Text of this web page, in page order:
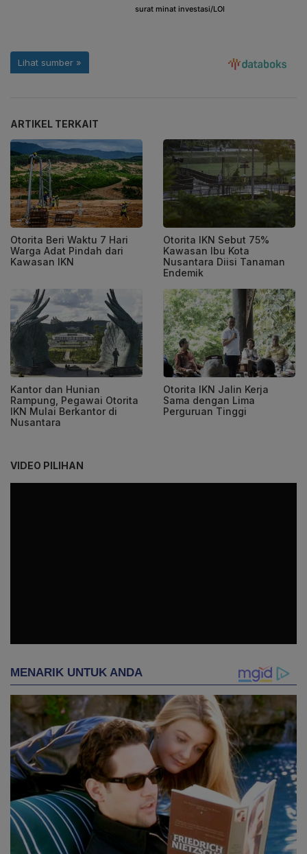
ARTIKEL TERKAIT
Otorita Beri Waktu 7 Hari
Warga Adat Pindah dari
Kawasan IKN
Otorita IKN Sebut 75%
Kawasan Ibu Kota
Nusantara Diisi Tanaman
Endemik
Kantor dan Hunian
Rampung, Pegawai Otorita
IKN Mulai Berkantor di
Nusantara
Otorita IKN Jalin Kerja
Sama dengan Lima
Perguruan Tinggi
VIDEO PILIHAN